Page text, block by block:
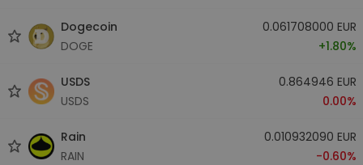
Dogecoin
DOGE
0.061708000 EUR
+1.80%
USDS
USDS
0.864946 EUR
0.00%
Rain
RAIN
0.010932090 EUR
-0.60%